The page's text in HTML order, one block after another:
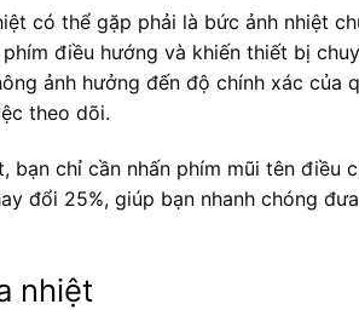
có thể gặp phải là bức ảnh nhiệt
điều hướng và khiến thiết bị
ảnh hưởng đến độ chính xác của
theo dõi.
bạn chỉ cần nhấn phím mũi tên điều
đổi 25%, giúp bạn nhanh chóng
nhiệt